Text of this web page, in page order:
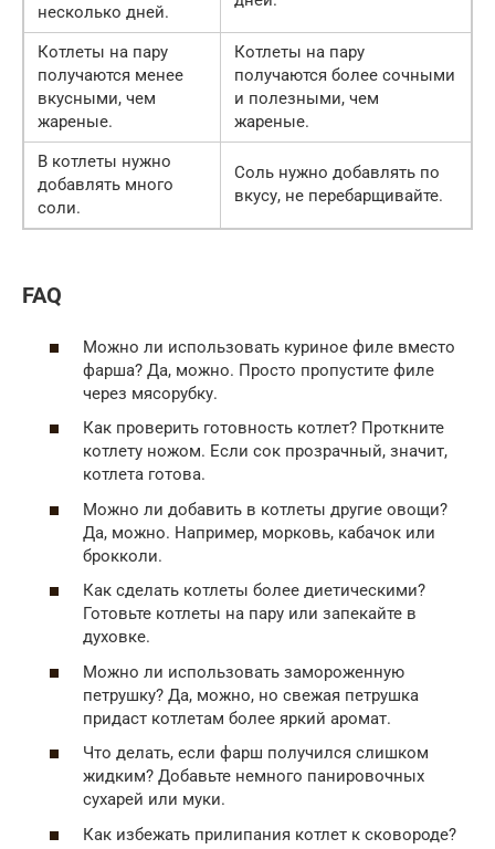
несколько дней.
Котлеты на пару
получаются менее
вкусными, чем
жареные.
Котлеты на пару
получаются более сочными
и полезными, чем
жареные.
В котлеты нужно
добавлять много
соли.
Соль нужно добавлять по
вкусу, не перебарщивайте.
FAQ
Можно ли использовать куриное филе вместо
фарша? Да, можно. Просто пропустите филе
через мясорубку.
Как проверить готовность котлет? Проткните
котлету ножом. Если сок прозрачный, значит,
котлета готова.
Можно ли добавить в котлеты другие овощи?
Да, можно. Например, морковь, кабачок или
брокколи.
Как сделать котлеты более диетическими?
Готовьте котлеты на пару или запекайте в
духовке.
Можно ли использовать замороженную
петрушку? Да, можно, но свежая петрушка
придаст котлетам более яркий аромат.
Что делать, если фарш получился слишком
жидким? Добавьте немного панировочных
сухарей или муки.
Как избежать прилипания котлет к сковороде?